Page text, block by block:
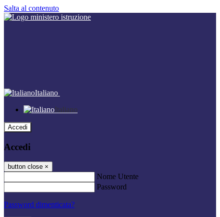
Salta al contenuto
Italiano
Italiano
Accedi
Accedi
button close ×
Nome Utente
Password
Password dimenticata?